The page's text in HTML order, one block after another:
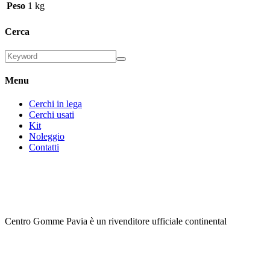
Peso 1 kg
Cerca
Menu
Cerchi in lega
Cerchi usati
Kit
Noleggio
Contatti
Centro Gomme Pavia è un rivenditore ufficiale continental